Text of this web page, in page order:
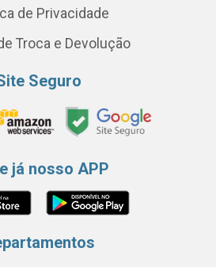
de Privacidade
Troca e Devolução
Seguro
já nosso APP